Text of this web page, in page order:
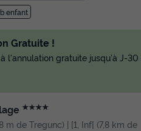
enfant
★★★★
m de Tregunc) | [1, Inf[ (7,8 km de
Gratuite !
l'annulation gratuite jusqu'à J-30